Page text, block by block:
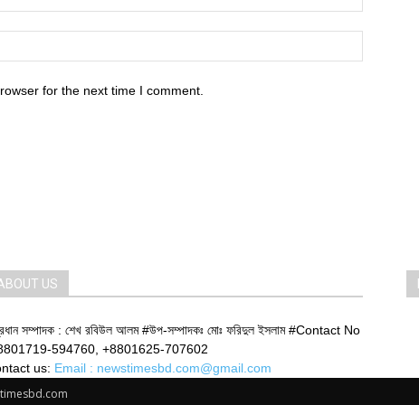
for the next time I comment.
US
সম্পাদক : শেখ রবিউল আলম #উপ-সম্পাদকঃ মোঃ ফরিদুল ইসলাম #Contact No
594760, +8801625-707602
us: Email : newstimesbd.com@gmail.com